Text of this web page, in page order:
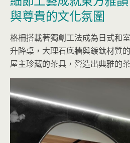
與尊貴的文化氛圍
格柵搭載著獨創工法成為日式和
升降桌，大理石底牆與鍍鈦材質
屋主珍藏的茶具，營造出典雅的